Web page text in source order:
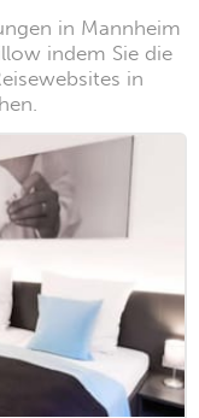
in Mannheim
indem Sie die
in